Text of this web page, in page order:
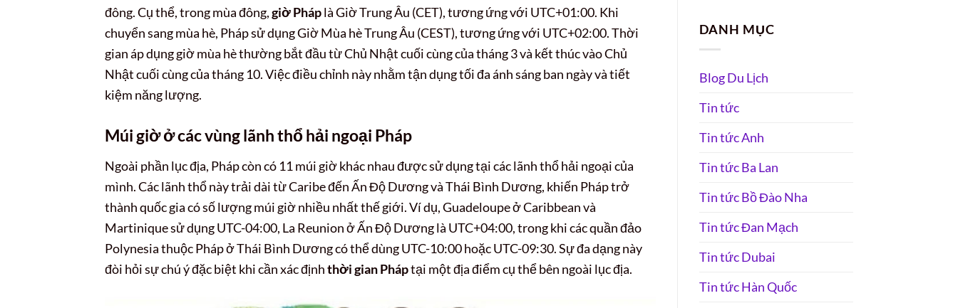
đông. Cụ thể, trong mùa đông,giờ Pháplà Giờ Trung Âu (CET), tương ứng với UTC+01:00. Khi
chuyển sang mùa hè, Pháp sử dụng Giờ Mùa hè Trung Âu (CEST), tương ứng với UTC+02:00. Thời
gian áp dụng giờ mùa hè thường bắt đầu từ Chủ Nhật cuối cùng của tháng 3 và kết thúc vào Chủ
Nhật cuối cùng của tháng 10. Việc điều chỉnh này nhằm tận dụng tối đa ánh sáng ban ngày và tiết
kiệm năng lượng.
Múi giờ ở các vùng lãnh thổ hải ngoại Pháp
Ngoài phần lục địa, Pháp còn có 11 múi giờ khác nhau được sử dụng tại các lãnh thổ hải ngoại của
mình. Các lãnh thổ này trải dài từ Caribe đến Ấn Độ Dương và Thái Bình Dương, khiến Pháp trở
thành quốc gia có số lượng múi giờ nhiều nhất thế giới. Ví dụ, Guadeloupe ở Caribbean và
Martinique sử dụng UTC-04:00, La Reunion ở Ấn Độ Dương là UTC+04:00, trong khi các quần đảo
Polynesia thuộc Pháp ở Thái Bình Dương có thể dùng UTC-10:00 hoặc UTC-09:30. Sự đa dạng này
đòi hỏi sự chú ý đặc biệt khi cần xác địnhthời gian Pháptại một địa điểm cụ thể bên ngoài lục địa.
DANH MỤC
Blog Du Lịch
Tin tức
Tin tức Anh
Tin tức Ba Lan
Tin tức Bồ Đào Nha
Tin tức Đan Mạch
Tin tức Dubai
Tin tức Hàn Quốc